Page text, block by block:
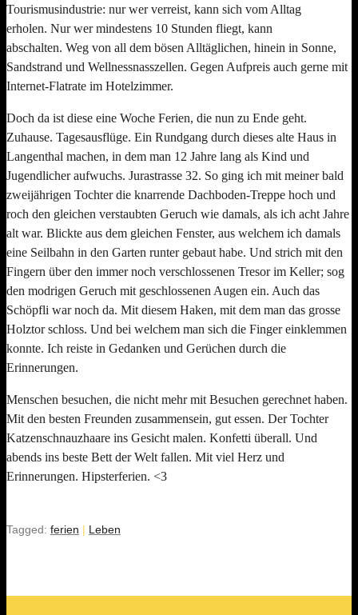
Tourismusindustrie: nur wer verreist, kann sich vom Alltag
erholen. Nur wer mindestens 10 Stunden fliegt, kann
abschalten. Weg von all dem bösen Alltäglichen, hinein in Sonne,
Sandstrand und Wellnessnasszellen. Gegen Aufpreis auch gerne mit
Internet-Flatrate im Hotelzimmer.
Doch da ist diese eine Woche Ferien, die nun zu Ende geht.
Zuhause. Tagesausflüge. Ein Rundgang durch dieses alte Haus in
Langenthal machen, in dem man 12 Jahre lang als Kind und
Jugendlicher aufwuchs. Jurastrasse 32. So ging ich mit meiner bald
zweijährigen Tochter die knarrende Dachboden-Treppe hoch und
roch den gleichen verstaubten Geruch wie damals, als ich acht Jahre
alt war. Blickte aus dem gleichen Fenster, aus welchem ich damals
eine Seilbahn in den Garten runter gebaut habe. Und strich mit den
Fingern über den immer noch verschlossenen Tresor im Keller; sog
den modrigen Geruch mit geschlossenen Augen ein. Auch das
Schöpfli war noch da. Mit diesem Haken, mit dem man das grosse
Holztor schloss. Und bei welchem man sich die Finger einklemmen
konnte. Ich reiste in Gedanken und Gerüchen durch die
Erinnerungen.
Menschen besuchen, die nicht mehr mit Besuchen gerechnet haben.
Mit den besten Freunden zusammensein, gut essen. Der Tochter
Katzenschnauzhaare ins Gesicht malen. Konfetti überall. Und
abends ins beste Bett der Welt fallen. Mit viel Herz und
Erinnerungen. Hipsterferien. <3
Tagged: ferien | Leben